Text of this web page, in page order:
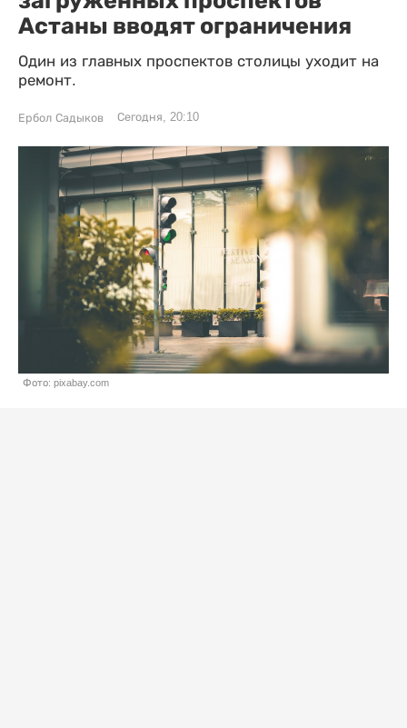
Астаны вводят ограничения
Один из главных проспектов столицы уходит на
ремонт.
Ербол Садыков Сегодня, 20:10
Фото: pixabay.com